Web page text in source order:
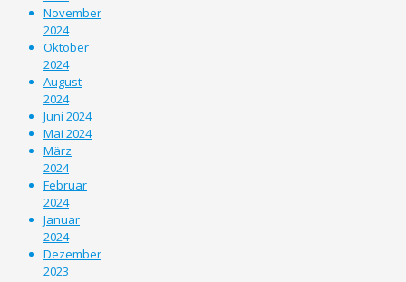
November
2024
Oktober
2024
August
2024
Juni 2024
Mai 2024
März
2024
Februar
2024
Januar
2024
Dezember
2023